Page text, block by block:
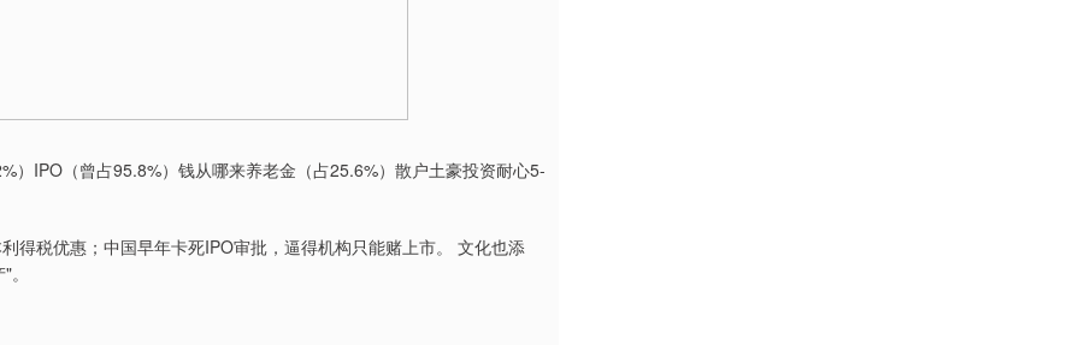
）IPO（曾占95.8%）钱从哪来养老金（占25.6%）散户土豪投资耐心5-
得税优惠；中国早年卡死IPO审批，逼得机构只能赌上市。 文化也添